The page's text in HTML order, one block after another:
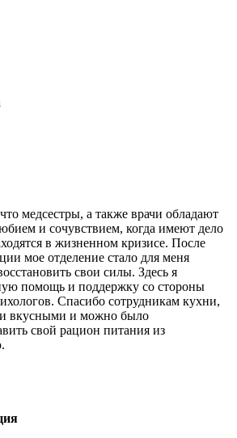
медсестры, а также врачи обладают
и сочувствием, когда имеют дело
в жизненном кризисе. После
мое отделение стало для меня
свои силы. Здесь я
помощь и поддержку со стороны
Спасибо сотрудникам кухни,
вкусными и можно было
свой рацион питания из